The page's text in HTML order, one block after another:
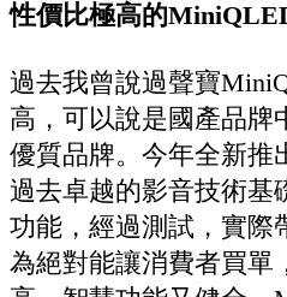
性價比極高的
過去我曾說過聲寶
高，可以說是國產品牌
優質品牌。今年全新推
過去卓越的影音技術基
功能，經過測試，實際
為絕對能讓消費者買單